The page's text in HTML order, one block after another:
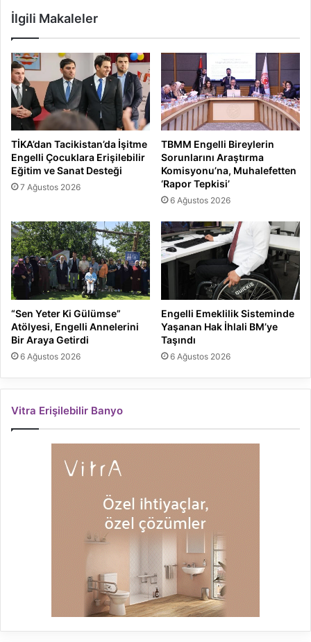
İlgili Makaleler
TİKA’dan Tacikistan’da İşitme
Engelli Çocuklara Erişilebilir
Eğitim ve Sanat Desteği
7 Ağustos 2026
TBMM Engelli Bireylerin
Sorunlarını Araştırma
Komisyonu’na, Muhalefetten
‘Rapor Tepkisi’
6 Ağustos 2026
“Sen Yeter Ki Gülümse”
Atölyesi, Engelli Annelerini
Bir Araya Getirdi
6 Ağustos 2026
Engelli Emeklilik Sisteminde
Yaşanan Hak İhlali BM’ye
Taşındı
6 Ağustos 2026
Vitra Erişilebilir Banyo